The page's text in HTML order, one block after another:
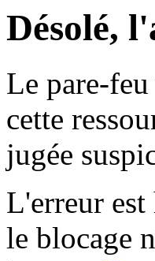
Désolé,
Le pare-
cette
jugée
L'erreur est
le blocage